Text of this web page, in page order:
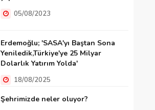
05/08/2023
Erdemoğlu; 'SASA'yı Baştan Sona
Yeniledik,Türkiye'ye 25 Milyar
Dolarlık Yatırım Yolda'
18/08/2025
Şehrimizde neler oluyor?